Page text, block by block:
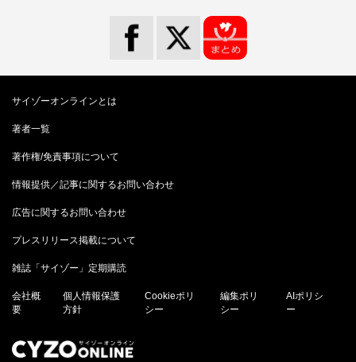
サイゾーオンラインとは
著者一覧
著作権/免責事項について
情報提供／記事に関するお問い合わせ
広告に関するお問い合わせ
プレスリリース掲載について
雑誌「サイゾー」定期購読
会社概
要
個人情報保護
方針
Cookieポリ
シー
編集ポリ
シー
AIポリシ
ー